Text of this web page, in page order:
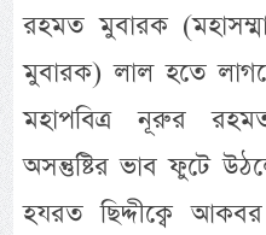
রহমত মুবারক
মুবারক) লাল হতে
মহাপবিত্র নূরুর
অসন্তুষ্টির ভাব ফুটে
হযরত ছিদ্দীক্বে